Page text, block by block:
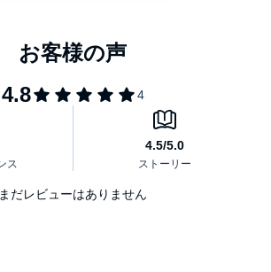
まだレビューはありません